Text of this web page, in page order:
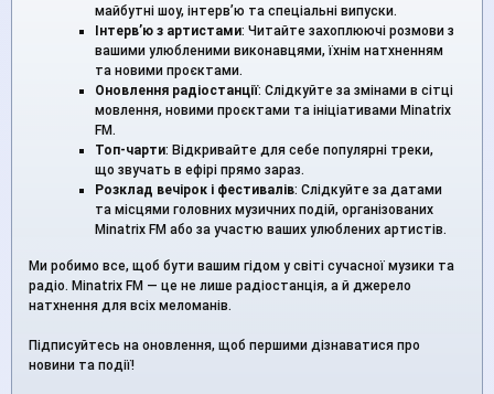
майбутні шоу, інтерв’ю та спеціальні випуски.
Інтерв’ю з артистами: Читайте захоплюючі розмови з
вашими улюбленими виконавцями, їхнім натхненням
та новими проєктами.
Оновлення радіостанції: Слідкуйте за змінами в сітці
мовлення, новими проєктами та ініціативами Minatrix
FM.
Топ-чарти: Відкривайте для себе популярні треки,
що звучать в ефірі прямо зараз.
Розклад вечірок і фестивалів: Слідкуйте за датами
та місцями головних музичних подій, організованих
Minatrix FM або за участю ваших улюблених артистів.
Ми робимо все, щоб бути вашим гідом у світі сучасної музики та
радіо. Minatrix FM — це не лише радіостанція, а й джерело
натхнення для всіх меломанів.
Підписуйтесь на оновлення, щоб першими дізнаватися про
новини та події!